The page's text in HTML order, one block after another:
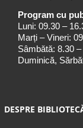
Program cu
Luni: 09.30 –
Marți – Vineri:
Sâmbătă: 8.30
Duminică,
DESPRE